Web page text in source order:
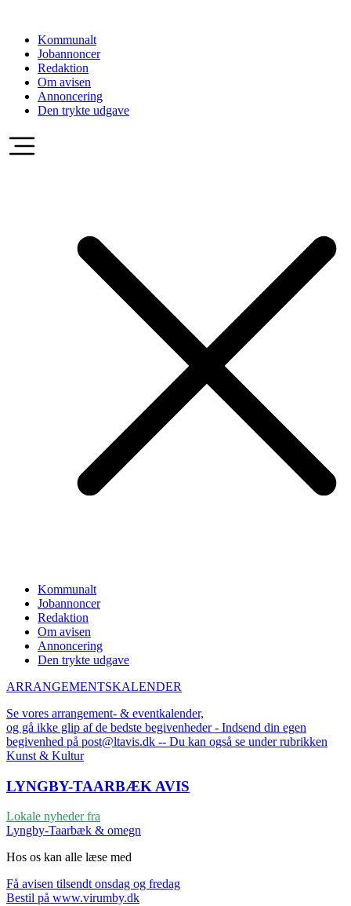
indholdKommunalt
Jobannoncer
Redaktion
Om avisen
Annoncering
Den trykte udgave
Kommunalt
Jobannoncer
Redaktion
Om avisen
Annoncering
Den trykte udgave
ARRANGEMENTSKALENDER
Se vores arrangement- & eventkalender,
og gå ikke glip af de bedste begivenheder - Indsend din egen
begivenhed på post@ltavis.dk -- Du kan også se under rubrikken
Kunst & Kultur
LYNGBY-TAARBÆK AVIS
Lokale nyheder fra
Lyngby-Taarbæk & omegn
Hos os kan alle læse med
Få avisen tilsendt onsdag og fredag
Bestil på www.virumby.dk